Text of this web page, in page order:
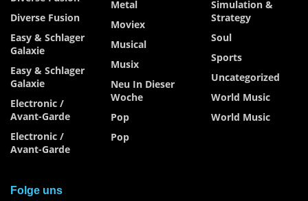
Diverse Fusion
Easy & Schlager
Galaxie
Easy & Schlager
Galaxie
Electronic /
Avant-Garde
Electronic /
Avant-Garde
Metal
Moviex
Musical
Musix
Neu In Dieser
Woche
Pop
Pop
Simulation &
Strategy
Soul
Sports
Uncategorized
World Music
World Music
Folge uns